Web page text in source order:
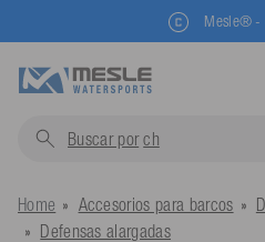
Mesle® -
Buscar por chalecos s
Home Accesorios para barcos
Defensas alargadas